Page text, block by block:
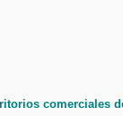
comerciales